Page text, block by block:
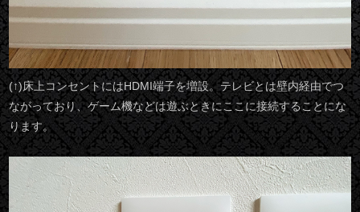
(↑)床上コンセントにはHDMI端子を増設。テレビとは壁内経由でつ
ながっており、ゲーム機などは遊ぶときにここに接続することにな
ります。